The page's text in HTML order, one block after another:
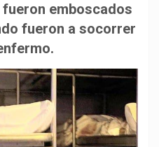
m
p
a
i
emboscados
fueron a socorrer